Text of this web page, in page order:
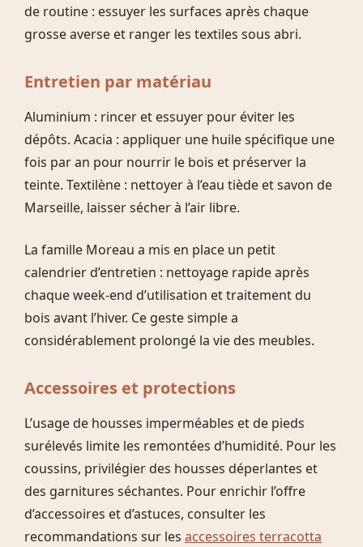
de routine : essuyer les surfaces après chaque
grosse averse et ranger les textiles sous abri.
Entretien par matériau
Aluminium : rincer et essuyer pour éviter les
dépôts. Acacia : appliquer une huile spécifique une
fois par an pour nourrir le bois et préserver la
teinte. Textilène : nettoyer à l’eau tiède et savon de
Marseille, laisser sécher à l’air libre.
La famille Moreau a mis en place un petit
calendrier d’entretien : nettoyage rapide après
chaque week-end d’utilisation et traitement du
bois avant l’hiver. Ce geste simple a
considérablement prolongé la vie des meubles.
Accessoires et protections
L’usage de housses imperméables et de pieds
surélevés limite les remontées d’humidité. Pour les
coussins, privilégier des housses déperlantes et
des garnitures séchantes. Pour enrichir l’offre
d’accessoires et d’astuces, consulter les
recommandations sur les accessoires terracotta